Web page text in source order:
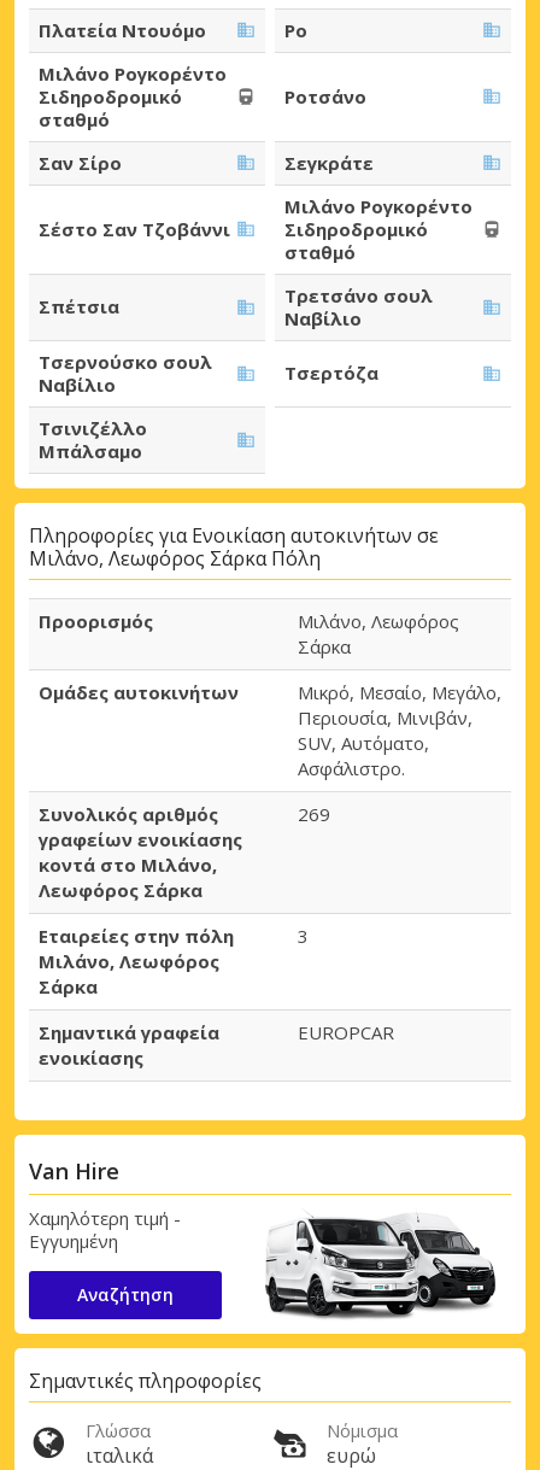
Μεγάλες εξοικονομήσεις
Αποκτήστε πρόσβαση σε αποκλειστικές
προσφορές συνεργατών
Πλατεία Ντουόμο
Ρο
Μιλάνο Ρογκορέντο
Σιδηροδρομικό
σταθμό
Ροτσάνο
Σαν Σίρο Σεγκράτε
Σέστο Σαν Τζοβάννι
Μιλάνο Ρογκορέντο
Σιδηροδρομικό
σταθμό
Σπέτσια
Τρετσάνο σουλ
Ναβίλιο
Τσερνούσκο σουλ
Ναβίλιο
Τσερτόζα
Τσινιζέλλο
Μπάλσαμο
Πληροφορίες για Ενοικίαση αυτοκινήτων σε
Μιλάνο, Λεωφόρος Σάρκα Πόλη
Προορισμός
Μιλάνο, Λεωφόρος
Σάρκα
Ομάδες αυτοκινήτων
Μικρό, Μεσαίο, Μεγάλο,
Περιουσία, Μινιβάν,
SUV, Αυτόματο,
Ασφάλιστρο.
Συνολικός αριθμός
γραφείων ενοικίασης
κοντά στο Μιλάνο,
Λεωφόρος Σάρκα
269
Εταιρείες στην πόλη
Μιλάνο, Λεωφόρος
Σάρκα
3
Σημαντικά γραφεία
ενοικίασης
EUROPCAR
Van Hire
Χαμηλότερη τιμή -
Εγγυημένη
Αναζήτηση
Σημαντικές πληροφορίες
Γλώσσα
ιταλικά
Νόμισμα
ευρώ